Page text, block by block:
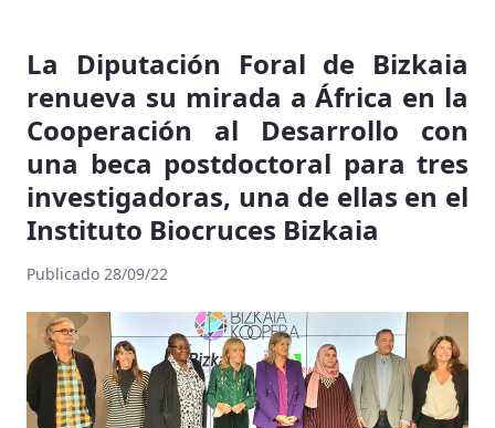
La Diputación Foral de Bizkaia
renueva su mirada a África en la
Cooperación al Desarrollo con
una beca postdoctoral para tres
investigadoras, una de ellas en el
Instituto Biocruces Bizkaia
Publicado 28/09/22